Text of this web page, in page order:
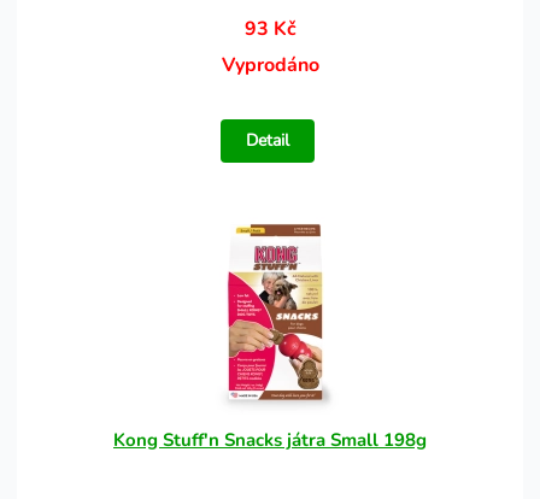
93 Kč
Vyprodáno
Detail
Kong Stuff'n Snacks játra Small 198g